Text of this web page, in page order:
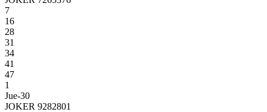
7
16
28
31
34
41
47
1
Jue-30
JOKER 9282801